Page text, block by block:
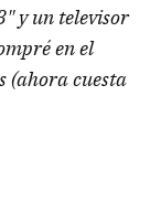
y un televisor
en el
(ahora cuesta